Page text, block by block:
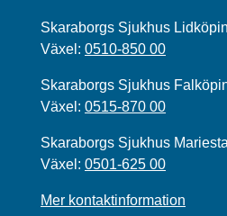
Skaraborgs Sjukhus
Växel: 0510-850 00
Skaraborgs Sjukhus
Växel: 0515-870 00
Skaraborgs Sjukhus
Växel: 0501-625 00
Mer kontaktinformation